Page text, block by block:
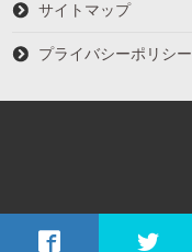
サイトマップ
プライバシーポリシー